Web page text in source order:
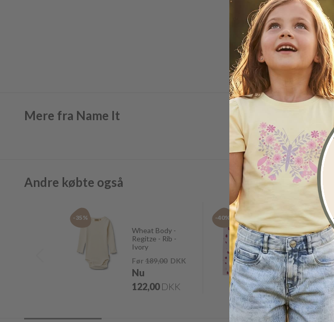
Mere fra Name It
Andre købte også
-35%
Wheat Body -
Regitze - Rib -
Ivory
Før 189,00DKK
Nu
122,00 DKK
-40%
Name It
Leggings -
nbHaline -
Mariehøne -
Cradle Pink
Før99,00DKK
Nu59,00DKK